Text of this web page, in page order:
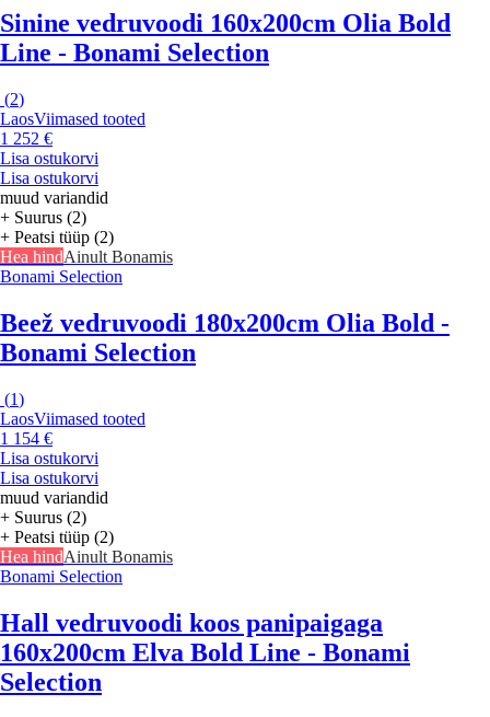
Sinine vedruvoodi 160x200cm Olia Bold
Line - Bonami Selection
(2)
LaosViimased tooted
1 252 €
Lisa ostukorvi
Lisa ostukorvi
muud variandid
+ Suurus (2)
+ Peatsi tüüp (2)
Hea hindAinult Bonamis
Bonami Selection
Beež vedruvoodi 180x200cm Olia Bold -
Bonami Selection
(1)
LaosViimased tooted
1 154 €
Lisa ostukorvi
Lisa ostukorvi
muud variandid
+ Suurus (2)
+ Peatsi tüüp (2)
Hea hindAinult Bonamis
Bonami Selection
Hall vedruvoodi koos panipaigaga
160x200cm Elva Bold Line - Bonami
Selection